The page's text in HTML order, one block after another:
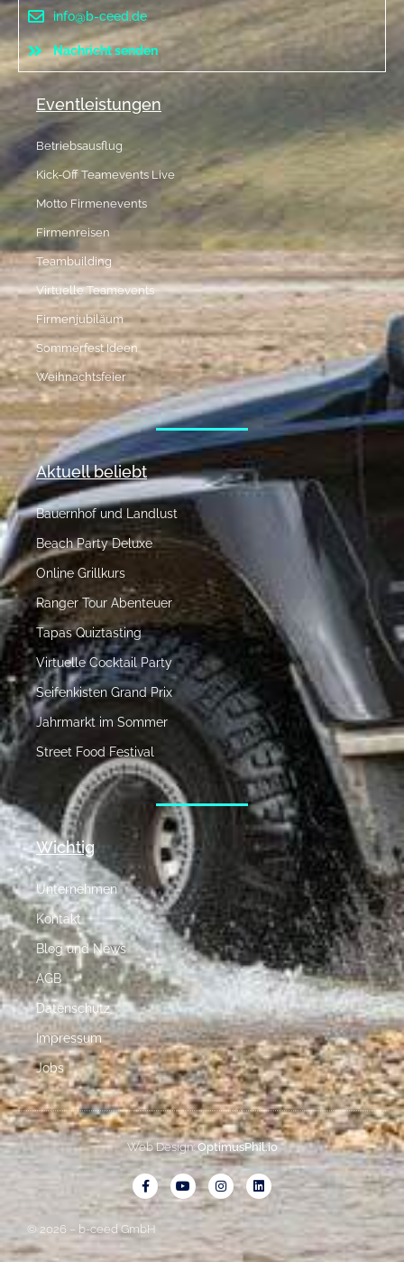
info@b-ceed.de
Nachricht senden
Eventleistungen
Betriebsausflug
Kick-Off Teamevents Live
Motto Firmenevents
Firmenreisen
Teambuilding
Virtuelle Teamevents
Firmenjubiläum
Sommerfest Ideen
Weihnachtsfeier
Aktuell beliebt
Bauernhof und Landlust
Beach Party Deluxe
Online Grillkurs
Ranger Tour Abenteuer
Tapas Quiztasting
Virtuelle Cocktail Party
Seifenkisten Grand Prix
Jahrmarkt im Sommer
Street Food Festival
Wichtig
Unternehmen
Kontakt
Blog und News
AGB
Datenschutz
Impressum
Jobs
© 2026 – b-ceed GmbH
Web Design:OptimusPhil.io